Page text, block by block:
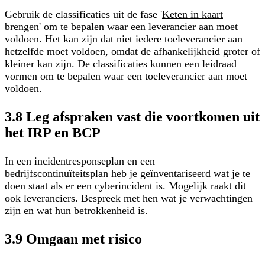
Gebruik de classificaties uit de fase 'Keten in kaart
brengen' om te bepalen waar een leverancier aan moet
voldoen. Het kan zijn dat niet iedere toeleverancier aan
hetzelfde moet voldoen, omdat de afhankelijkheid groter of
kleiner kan zijn. De classificaties kunnen een leidraad
vormen om te bepalen waar een toeleverancier aan moet
voldoen.
3.8 Leg afspraken vast die voortkomen uit
het IRP en BCP
In een incidentresponseplan en een
bedrijfscontinuïteitsplan heb je geïnventariseerd wat je te
doen staat als er een cyberincident is. Mogelijk raakt dit
ook leveranciers. Bespreek met hen wat je verwachtingen
zijn en wat hun betrokkenheid is.
3.9 Omgaan met risico